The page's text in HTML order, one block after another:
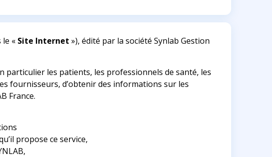
« Site Internet »), édité par la société Synlab Gestion
les patients, les professionnels de santé, les
fournisseurs, d’obtenir des informations sur les
France.
propose ce service,